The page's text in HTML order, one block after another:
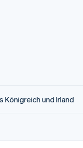
Königreich und Irland